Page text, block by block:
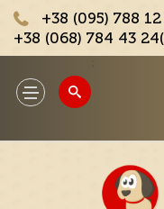
+38 (095) 788
+38 (068) 784 43
Toggle
navigation